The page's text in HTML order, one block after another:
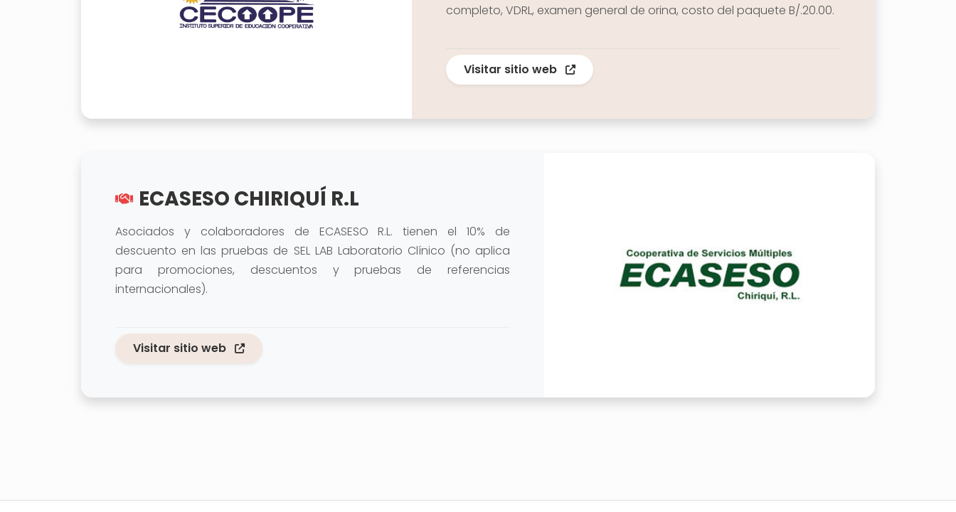
completo, VDRL, examen general de orina, costo del paquete B/.20.00.
Visitar sitio web
ECASESO CHIRIQUÍ R.L
Asociados y colaboradores de ECASESO R.L. tienen el 10% de
descuento en las pruebas de SEL LAB Laboratorio Clínico (no aplica
para promociones, descuentos y pruebas de referencias
internacionales).
Visitar sitio web